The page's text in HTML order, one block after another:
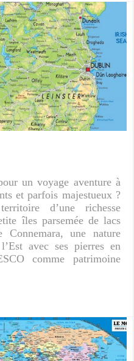
un voyage aventure à
et parfois majestueux ?
d’une richesse
îles parsemée de lacs
une nature
avec ses pierres en
comme patrimoine